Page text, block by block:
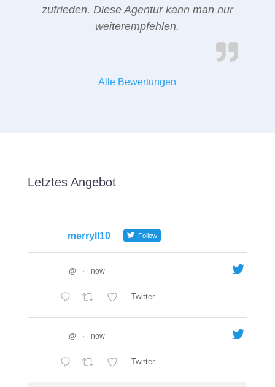
zufrieden. Diese Agentur kann man nur
weiterempfehlen.
Alle Bewertungen
Letztes Angebot
merryll10 Follow
@ · now
Twitter
@ · now
Twitter